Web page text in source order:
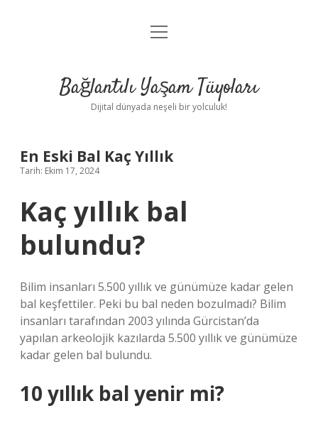
Anasayfa
Yasal Uyarı
menüyü
Bağlantılı Yaşam Tüyoları
Dijital dünyada neşeli bir yolculuk!
En Eski Bal Kaç Yıllık
Tarih: Ekim 17, 2024
Kaç yıllık bal
bulundu?
Bilim insanları 5.500 yıllık ve günümüze kadar gelen
bal keşfettiler. Peki bu bal neden bozulmadı? Bilim
insanları tarafından 2003 yılında Gürcistan’da
yapılan arkeolojik kazılarda 5.500 yıllık ve günümüze
kadar gelen bal bulundu.
10 yıllık bal yenir mi?